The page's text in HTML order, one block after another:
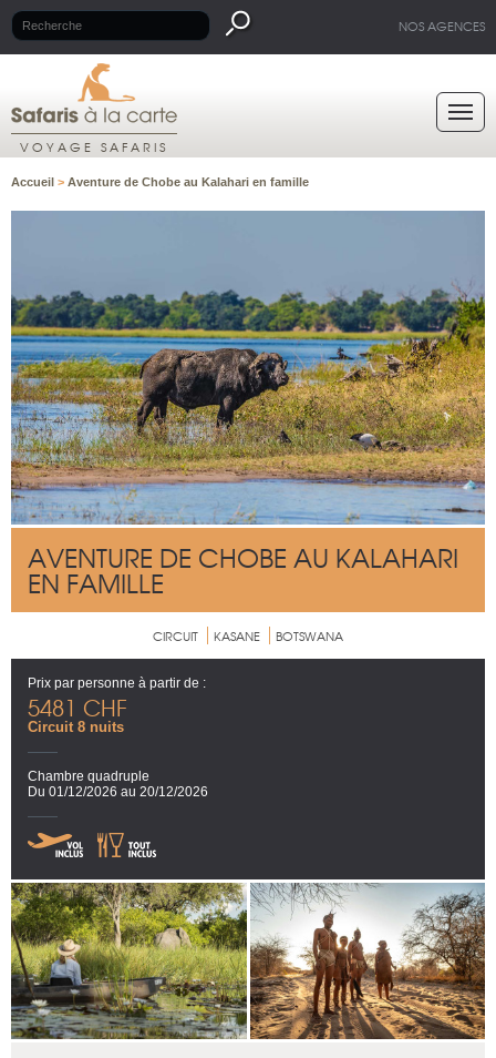
NOS AGENCES
VOYAGE SAFARIS
Accueil > Aventure de Chobe au Kalahari en famille
AVENTURE DE CHOBE AU KALAHARI
EN FAMILLE
CIRCUIT KASANE BOTSWANA
Prix par personne à partir de :
5481 CHF
Circuit 8 nuits
Chambre quadruple
Du 01/12/2026 au 20/12/2026